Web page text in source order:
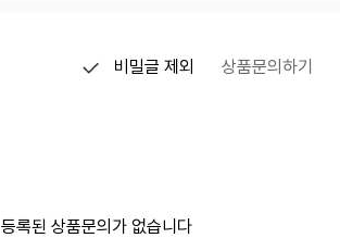
비밀글 제외 상품문의하기
등록된 상품문의가 없습니다